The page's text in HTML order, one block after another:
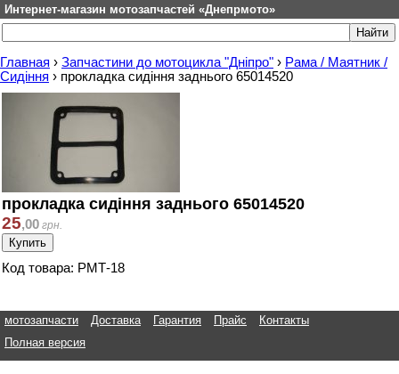
Интернет-магазин мотозапчастей «Днепрмото»
Главная › Запчастини до мотоцикла "Дніпро" › Рама / Маятник /
Сидіння › прокладка сидіння заднього 65014520
прокладка сидіння заднього 65014520
25,00 грн.
Код товара: РМТ-18
мотозапчасти Доставка Гарантия Прайс
Контакты
Полная версия